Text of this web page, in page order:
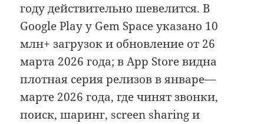
году действительно шевелится. В
Google Play у Gem Space указано 10
млн+ загрузок и обновление от 26
марта 2026 года; в App Store видна
плотная серия релизов в январе—
марте 2026 года, где чинят звонки,
поиск, шаринг, screen sharing и